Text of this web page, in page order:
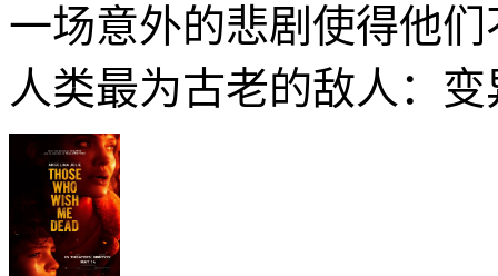
一场意外的悲剧使得他
人类最为古老的敌人：